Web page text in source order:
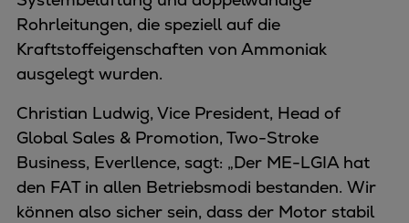
Rohrleitungen, die speziell auf die
Kraftstoffeigenschaften von Ammoniak
ausgelegt wurden.
Christian Ludwig, Vice President, Head of
Global Sales & Promotion, Two-Stroke
Business, Everllence, sagt: „Der ME-LGIA hat
den FAT in allen Betriebsmodi bestanden. Wir
können also sicher sein, dass der Motor stabil